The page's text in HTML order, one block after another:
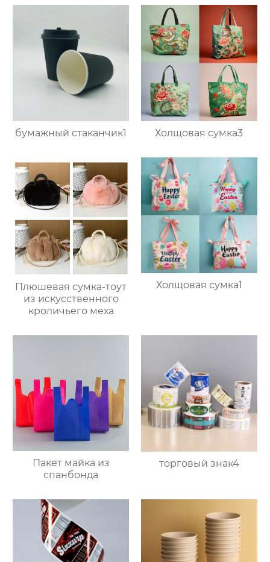
бумажный стаканчик1 Холщовая сумка3
Плюшевая сумка-тоут
из искусственного
кроличьего меха
Холщовая сумка1
Пакет майка из
спанбонда
торговый знак4